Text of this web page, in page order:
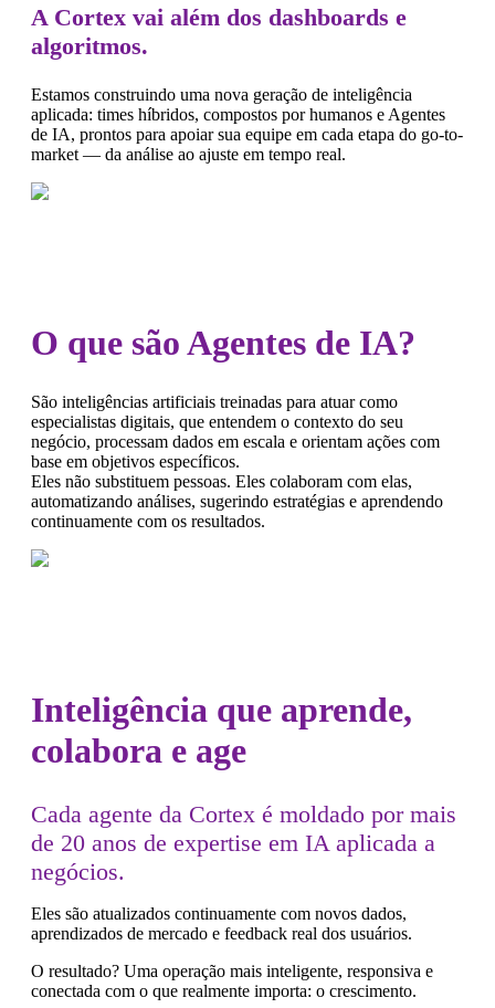
A Cortex vai além dos dashboards e
algoritmos.
Estamos construindo uma nova geração de inteligência
aplicada: times híbridos, compostos por humanos e Agentes
de IA, prontos para apoiar sua equipe em cada etapa do go-to-
market — da análise ao ajuste em tempo real.
O que são Agentes de IA?
São inteligências artificiais treinadas para atuar como
especialistas digitais, que entendem o contexto do seu
negócio, processam dados em escala e orientam ações com
base em objetivos específicos.
Eles não substituem pessoas. Eles colaboram com elas,
automatizando análises, sugerindo estratégias e aprendendo
continuamente com os resultados.
Inteligência que aprende,
colabora e age
Cada agente da Cortex é moldado por mais
de 20 anos de expertise em IA aplicada a
negócios.
Eles são atualizados continuamente com novos dados,
aprendizados de mercado e feedback real dos usuários.
O resultado? Uma operação mais inteligente, responsiva e
conectada com o que realmente importa: o crescimento.